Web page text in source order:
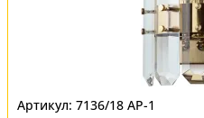
7136/18 AP-1